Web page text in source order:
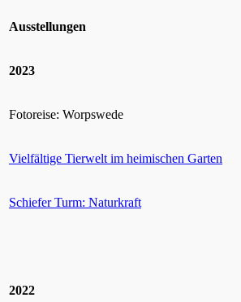
Ausstellungen
2023
Fotoreise: Worpswede
Vielfältige Tierwelt im heimischen Garten
Schiefer Turm: Naturkraft
2022